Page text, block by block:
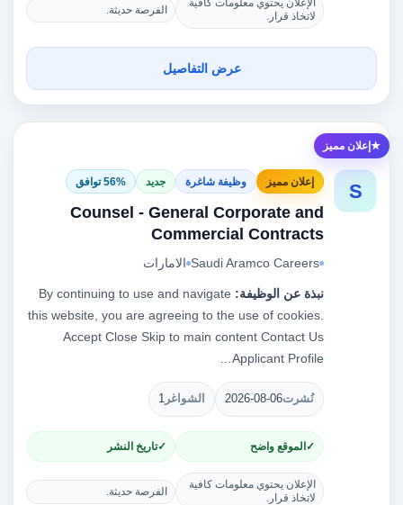
الإعلان يحتوي معلومات كافية
لاتخاذ قرار.
الفرصة حديثة.
عرض التفاصيل
إعلان مميز
S إعلان مميز وظيفة شاغرة جديد 56% توافق
Counsel - General Corporate and
Commercial Contracts
Saudi Aramco Careers الامارات
نبذة عن الوظيفة: By continuing to use and navigate
this website, you are agreeing to the use of cookies.
Accept Close Skip to main content Contact Us
Applicant Profile…
نُشرت2026-08-06 الشواغر 1
الموقع واضح تاريخ النشر
الإعلان يحتوي معلومات كافية
لاتخاذ قرار.
الفرصة حديثة.